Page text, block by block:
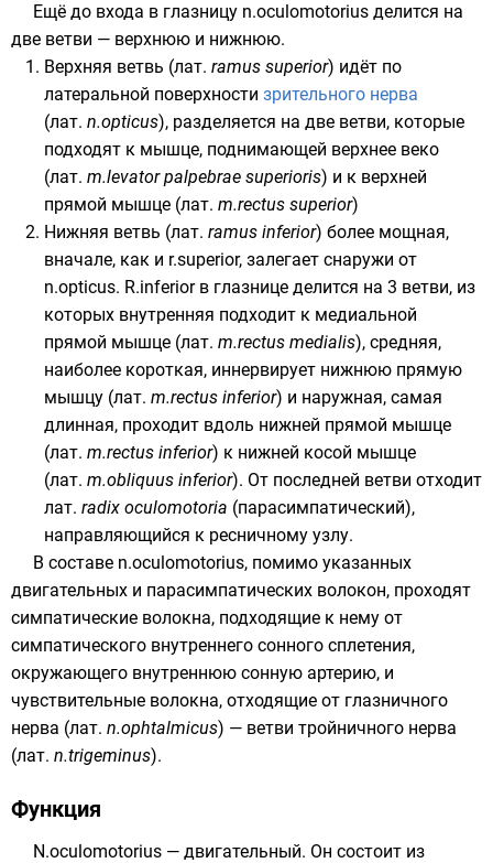
Ещё до входа в глазницу n.oculomotorius делится на
две ветви — верхнюю и нижнюю.
Верхняя ветвь (лат. ramus superior) идёт по
латеральной поверхности зрительного нерва
(лат. n.opticus), разделяется на две ветви, которые
подходят к мышце, поднимающей верхнее веко
(лат. m.levator palpebrae superioris) и к верхней
прямой мышце (лат. m.rectus superior)
Нижняя ветвь (лат. ramus inferior) более мощная,
вначале, как и r.superior, залегает снаружи от
n.opticus. R.inferior в глазнице делится на 3 ветви, из
которых внутренняя подходит к медиальной
прямой мышце (лат. m.rectus medialis), средняя,
наиболее короткая, иннервирует нижнюю прямую
мышцу (лат. m.rectus inferior) и наружная, самая
длинная, проходит вдоль нижней прямой мышце
(лат. m.rectus inferior) к нижней косой мышце
(лат. m.obliquus inferior). От последней ветви отходит
лат. radix oculomotoria (парасимпатический),
направляющийся к ресничному узлу.
В составе n.oculomotorius, помимо указанных
двигательных и парасимпатических волокон, проходят
симпатические волокна, подходящие к нему от
симпатического внутреннего сонного сплетения,
окружающего внутреннюю сонную артерию, и
чувствительные волокна, отходящие от глазничного
нерва (лат. n.ophtalmicus) — ветви тройничного нерва
(лат. n.trigeminus).
Функция
N.oculomotorius — двигательный. Он состоит из